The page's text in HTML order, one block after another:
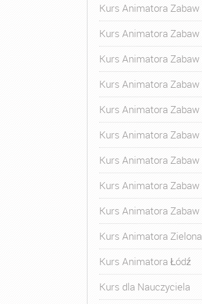
Kurs Animatora Zabaw
Kurs Animatora Zabaw
Kurs Animatora Zabaw
Kurs Animatora
Kurs Animatora
Kurs Animatora Zabaw
Kurs Animatora Zabaw
Kurs Animatora
Kurs Animatora
Kurs Animatora
Kurs Animatora Łódź
Kurs dla Nauczyciela